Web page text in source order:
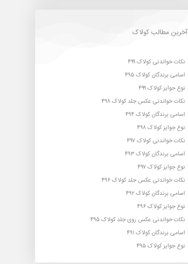
آخرین مطالب کولاک
نکات خواندنی کولاک ۴۹۹
اسامی برندگان کولاک ۴۹۵
نوع جوایز کولاک ۴۹۹
نکات خواندنی عکس جلد کولاک ۴۹۸
اسامی برندگان کولاک ۴۹۴
نوع جوایز کولاک ۴۹۸
نکات خواندنی کولاک ۴۹۷
اسامی برندگان کولاک ۴۹۳
نوع جوایز کولاک ۴۹۷
نکات خواندنی عکس جلد کولاک ۴۹۶
اسامی برندگان کولاک ۴۹۲
نوع جوایز کولاک ۴۹۶
نکات خواندنی عکس روی جلد کولاک ۴۹۵
اسامی برندگان کولاک ۴۹۱
نوع جوایز کولاک ۴۹۵